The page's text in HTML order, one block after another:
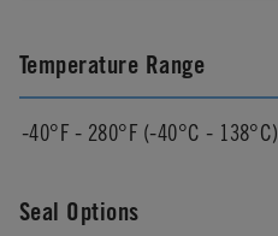
Temperature Range
-40°F - 280°F (-40°C - 138°C)
Seal Options